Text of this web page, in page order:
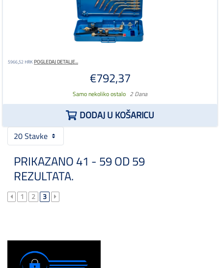
5966,52 HRKPOGLEDAJ DETALJE...
€792,37
Samo nekoliko ostalo 2 Dana
DODAJ U KOŠARICU
20 Stavke
PRIKAZANO 41 - 59 OD 59
REZULTATA.
1 2 3